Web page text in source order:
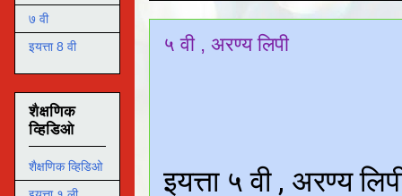
५ वी , अरण्य लिपी
७ वी
इयत्ता 8 वी
शैक्षणिक
व्हिडिओ
शैक्षणिक व्हिडिओ